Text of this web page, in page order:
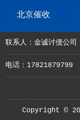
北京催收
联系人：金诚讨债公司
电话：17821879799
Copyright ©